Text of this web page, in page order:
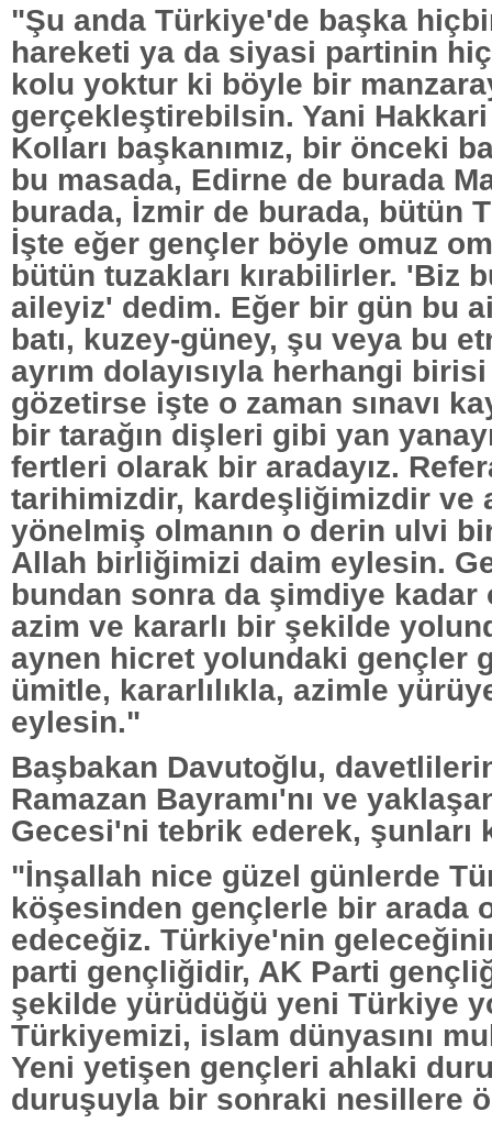
"Şu anda Türkiye'de başka
hareketi ya da siyasi partinin
kolu yoktur ki böyle bir
gerçekleştirebilsin. Yani
Kolları başkanımız, bir önceki
bu masada, Edirne de burada
burada, İzmir de burada, bütün
İşte eğer gençler böyle omuz
bütün tuzakları kırabilirler. 'Biz
aileyiz' dedim. Eğer bir gün bu
batı, kuzey-güney, şu veya bu
ayrım dolayısıyla herhangi
gözetirse işte o zaman sınavı
bir tarağın dişleri gibi yan
fertleri olarak bir aradayız.
tarihimizdir, kardeşliğimizdir ve
yönelmiş olmanın o derin ulvi
Allah birliğimizi daim eylesin.
bundan sonra da şimdiye kadar
azim ve kararlı bir şekilde
aynen hicret yolundaki gençler
ümitle, kararlılıkla, azimle
eylesin."
Başbakan Davutoğlu,
Ramazan Bayramı'nı ve
Gecesi'ni tebrik ederek, şunları
"İnşallah nice güzel günlerde
köşesinden gençlerle bir arada
edeceğiz. Türkiye'nin
parti gençliğidir, AK Parti
şekilde yürüdüğü yeni Türkiye
Türkiyemizi, islam dünyasını
Yeni yetişen gençleri ahlaki
duruşuyla bir sonraki nesillere